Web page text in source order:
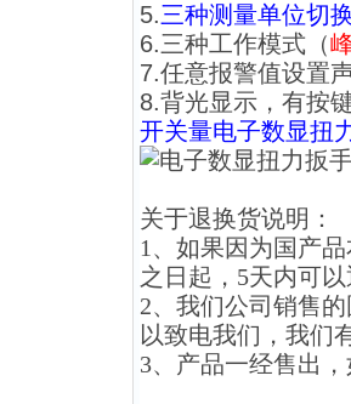
5.三种测量单位切
6.三种工作模式（
7.任意报警值设置
8.背光显示，有按
开关量电子数显扭
关于退换货说明：
1、如果因为国产
之日起，5天内可
2、我们公司销售
以致电我们，我们
3、产品一经售出